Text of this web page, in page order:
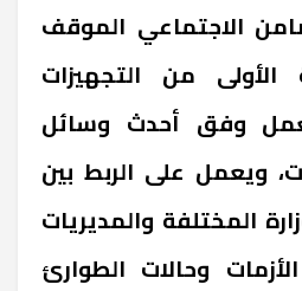
الاجتماعي الموقف
الأولى من التجهيزات
وفق أحدث وسائل
ويعمل على الربط بين
المختلفة والمديريات
وحالات الطوارئ